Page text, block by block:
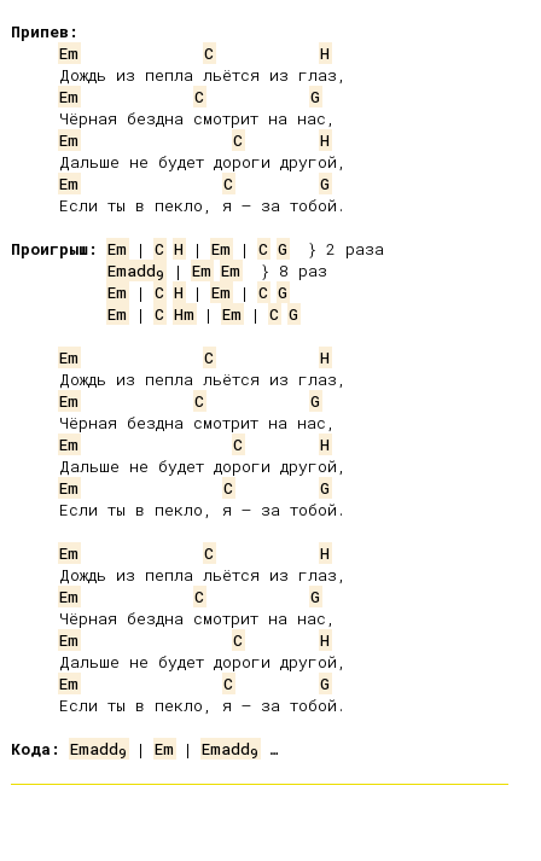
Припев:
Em
C
H
Em
C
G
Em
C
H
Em
C
G
Проигрыш:
Em | C H | Em | C G
Emadd9 | Em Em
Em | C H | Em | C G
Em | C Hm | Em | C G
Em
C
H
Em
C
G
Em
C
H
Em
C
G
Em
C
H
Em
C
G
Em
C
H
Em
C
G
Кода:
Emadd9 | Em | Emadd9